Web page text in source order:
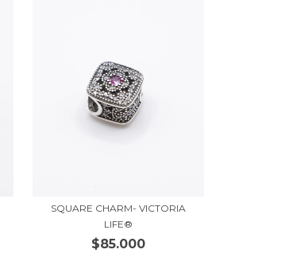
SQUARE CHARM- VICTORIA
LIFE®
$85.000